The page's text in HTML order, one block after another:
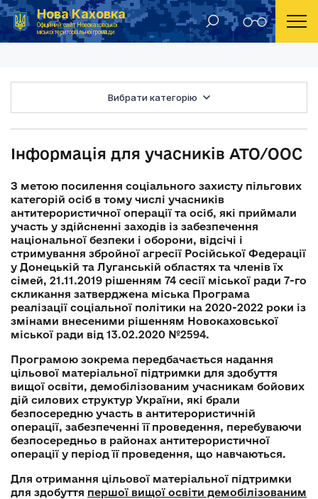
Нова Каховка
Офіційний сайт Новокаховської
міської територіальної громади
Головна Інформація для учасників АТО/ООС
Вибрати категорію
Інформація для учасників АТО/ООС
З метою посилення соціального захисту пільгових
категорій осіб в тому числі учасників
антитерористичної операції та осіб, які приймали
участь у здійсненні заходів із забезпечення
національної безпеки і оборони, відсічі і
стримування збройної агресії Російської Федерації
у Донецькій та Луганській областях та членів їх
сімей, 21.11.2019 рішенням 74 сесії міської ради 7-го
скликання затверджена міська Програма
реалізації соціальної політики на 2020-2022 роки із
змінами внесеними рішенням Новокаховської
міської ради від 13.02.2020 №2594.
Програмою зокрема передбачається надання
цільової матеріальної підтримки для здобуття
вищої освіти, демобілізованим учасникам бойових
дій силових структур України, які брали
безпосередню участь в антитерористичній
операції, забезпеченні її проведення, перебуваючи
безпосередньо в районах антитерористичної
операції у період її проведення, що навчаються.
Для отримання цільової матеріальної підтримки
для здобуття першої вищої освіти демобілізованим